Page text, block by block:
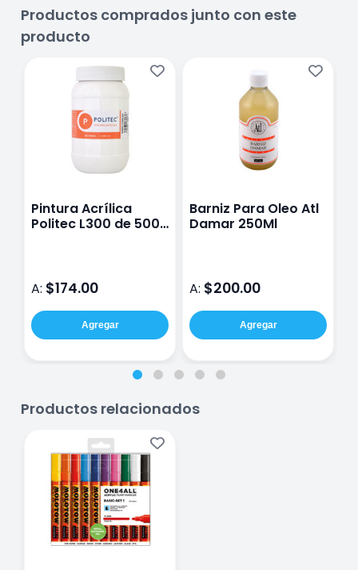
Productos comprados junto con este
producto
Pintura Acrílica
Politec L300 de 500
A: $174.00
Agregar
Barniz Para Oleo Atl
Damar 250Ml
A: $200.00
Agregar
Productos relacionados